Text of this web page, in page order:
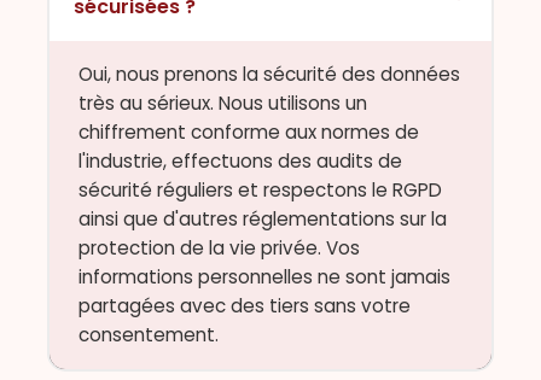
sécurisées ?
Oui, nous prenons la sécurité des données
très au sérieux. Nous utilisons un
chiffrement conforme aux normes de
l'industrie, effectuons des audits de
sécurité réguliers et respectons le RGPD
ainsi que d'autres réglementations sur la
protection de la vie privée. Vos
informations personnelles ne sont jamais
partagées avec des tiers sans votre
consentement.